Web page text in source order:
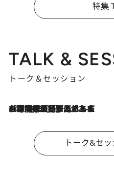
特集
TALK &
トーク＆セッション
2026.8.3
「今後値上げがあるとすれば…」「リスクがあるのは今年の冬」エネルギー専門家が語る、ホルムズ海峡封鎖が家庭にもたらす“ある心配”
トーク&セ